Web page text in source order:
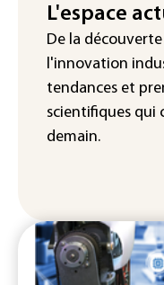
Véhicules de
France ouvre
homologation
L'espace
De la
l'innovation
tendances et
scientifiques qui
demain.